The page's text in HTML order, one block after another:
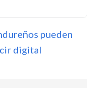
pueden
digital